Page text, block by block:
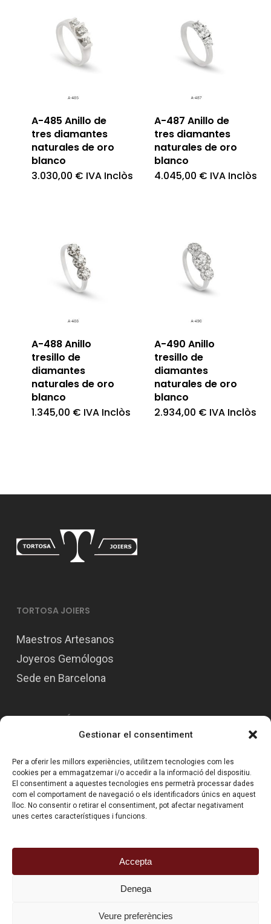
Gestionar el consentiment
Per a oferir les millors experiències, utilitzem tecnologies com les
cookies per a emmagatzemar i/o accedir a la informació del dispositiu.
El consentiment a aquestes tecnologies ens permetrà processar dades
com el comportament de navegació o els identificadors únics en aquest
lloc. No consentir o retirar el consentiment, pot afectar negativament
unes certes característiques i funcions.
Accepta
Denega
Veure preferències
A-485 Anillo de
tres diamantes
naturales de oro
blanco
3.030,00 € IVA Inclòs
A-487 Anillo de
tres diamantes
naturales de oro
blanco
4.045,00 € IVA Inclòs
A-488 Anillo
tresillo de
diamantes
naturales de oro
blanco
1.345,00 € IVA Inclòs
A-490 Anillo
tresillo de
diamantes
naturales de oro
blanco
2.934,00 € IVA Inclòs
TORTOSA JOIERS
Maestros Artesanos
Joyeros Gemólogos
Sede en Barcelona
INFORMACIÓN CONTACTO
93 210 46 25
680 93 13 21
Política de Privacitat